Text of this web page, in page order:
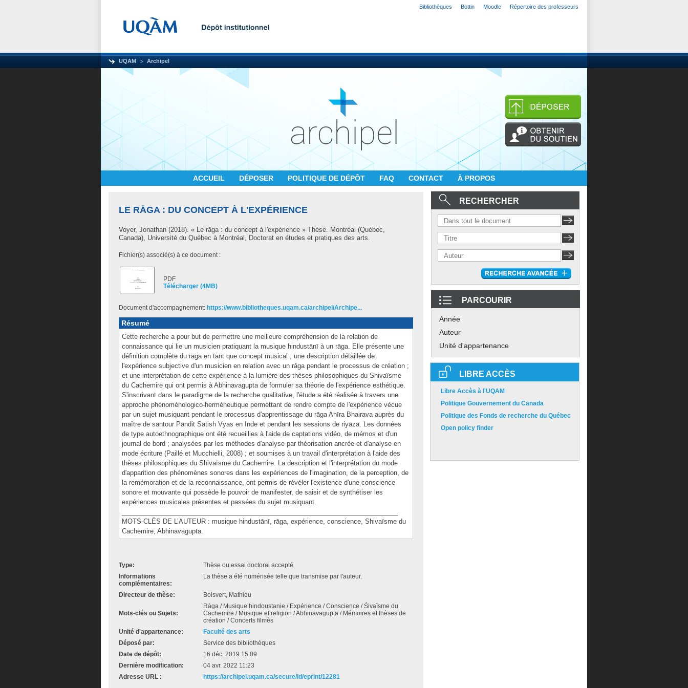
Bibliothèques Bottin Moodle Répertoire des professeurs
UQAM Archipel
ACCUEIL DÉPOSER POLITIQUE DE DÉPÔT FAQ CONTACT À PROPOS
LE RĀGA : DU CONCEPT À L'EXPÉRIENCE
Voyer, Jonathan (2018). « Le rāga : du concept à l'expérience » Thèse. Montréal (Québec,
Canada), Université du Québec à Montréal, Doctorat en études et pratiques des arts.
Fichier(s) associé(s) à ce document :
PDF
Télécharger (4MB)
Document d'accompagnement: https://www.bibliotheques.uqam.ca/archipel/Archipe...
Résumé
Cette recherche a pour but de permettre une meilleure compréhension de la relation de
connaissance qui lie un musicien pratiquant la musique hindustānī à un rāga. Elle présente une
définition complète du rāga en tant que concept musical ; une description détaillée de
l'expérience subjective d'un musicien en relation avec un rāga pendant le processus de création ;
et une interprétation de cette expérience à la lumière des thèses philosophiques du Shivaïsme
du Cachemire qui ont permis à Abhinavagupta de formuler sa théorie de l'expérience esthétique.
S'inscrivant dans le paradigme de la recherche qualitative, l'étude a été réalisée à travers une
approche phénoménologico-herméneutique permettant de rendre compte de l'expérience vécue
par un sujet musiquant pendant le processus d'apprentissage du rāga Ahīra Bhairava auprès du
maître de santour Pandit Satish Vyas en Inde et pendant les sessions de riyāza. Les données
de type autoethnographique ont été recueillies à l'aide de captations vidéo, de mémos et d'un
journal de bord ; analysées par les méthodes d'analyse par théorisation ancrée et d'analyse en
mode écriture (Paillé et Mucchielli, 2008) ; et soumises à un travail d'interprétation à l'aide des
thèses philosophiques du Shivaïsme du Cachemire. La description et l'interprétation du mode
d'apparition des phénomènes sonores dans les expériences de l'imagination, de la perception, de
la remémoration et de la reconnaissance, ont permis de révéler l'existence d'une conscience
sonore et mouvante qui possède le pouvoir de manifester, de saisir et de synthétiser les
expériences musicales présentes et passées du sujet musiquant.
MOTS-CLÉS DE L’AUTEUR : musique hindustānī, rāga, expérience, conscience, Shivaïsme du
Cachemire, Abhinavagupta.
Type:
Thèse ou essai doctoral accepté
Informations
complémentaires:
La thèse a été numérisée telle que transmise par l'auteur.
Directeur de thèse: Boisvert, Mathieu
Mots-clés ou Sujets:
Rāga / Musique hindoustanie / Expérience / Conscience / Śivaïsme du
Cachemire / Musique et religion / Abhinavagupta / Mémoires et thèses de
création / Concerts filmés
Unité d'appartenance:
Faculté des arts
Déposé par:
Service des bibliothèques
Date de dépôt:
16 déc. 2019 15:09
Dernière modification:
04 avr. 2022 11:23
Adresse URL :
https://archipel.uqam.ca/secure/id/eprint/12281
RECHERCHER
PARCOURIR
Année
Auteur
Unité d'appartenance
LIBRE ACCÈS
Libre Accès à l'UQAM
Politique Gouvernement du Canada
Politique des Fonds de recherche du Québec
Open policy finder